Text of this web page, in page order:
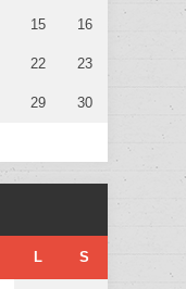
15 16
22 23
29 30
L S